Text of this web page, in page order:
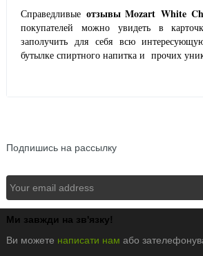
Справедливые отзывы Mozart White
покупателей можно увидеть в
заполучить для себя всю
бутылке спиртного напитка и прочих
Подпишись на рассылку
Ми завжди на зв'язку!
Ви можете написати нам або